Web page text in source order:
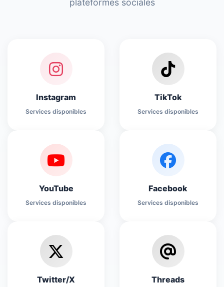
plateformes sociales
Instagram
Services disponibles
TikTok
Services disponibles
YouTube
Services disponibles
Facebook
Services disponibles
Twitter/X Threads